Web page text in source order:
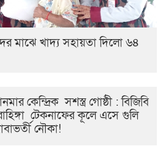
মাঝে খাদ্য সহায়তা দিলো ৬৪
কেন্দ্রিক সশস্ত্র গোষ্ঠী : বিজিবি
টেকনাফের কূলে এসে গুলি
নৌকা!